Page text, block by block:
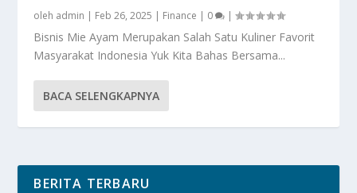
oleh admin | Feb 26, 2025 | Finance | 0 |
Bisnis Mie Ayam Merupakan Salah Satu Kuliner Favorit
Masyarakat Indonesia Yuk Kita Bahas Bersama...
BACA SELENGKAPNYA
BERITA TERBARU